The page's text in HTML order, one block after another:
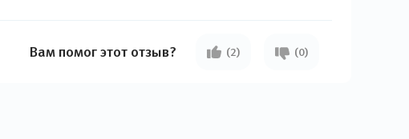
Вам помог этот отзыв? (2) (0)